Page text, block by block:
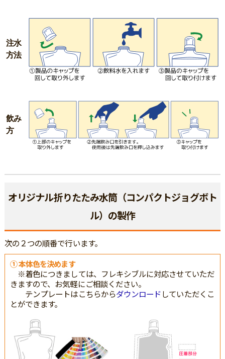
注水
方法
飲み
方
オリジナル折りたたみ水筒（コンパクトジョグボト
ル）の製作
次の２つの順番で行います。
① 本体色を決めます
※着色につきましては、フレキシブルに対応させていただ
きますので、お気軽にご相談ください。
テンプレートはこちらからダウンロード していただくこ
とができます。